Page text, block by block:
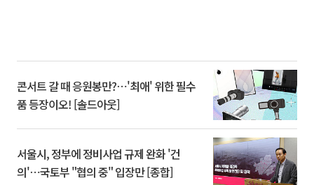
콘서트 갈 때 응원봉만?⋯'최애' 위한 필수
품 등장이오! [솔드아웃]
서울시, 정부에 정비사업 규제 완화 '건
의'⋯국토부 "협의 중" 입장만 [종합]